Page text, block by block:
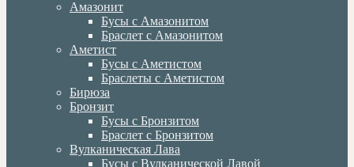
Амазонит
Бусы с Амазонитом
Браслет с Амазонитом
Аметист
Бусы с Аметистом
Браслеты с Аметистом
Бирюза
Бронзит
Бусы с Бронзитом
Браслет с Бронзитом
Вулканическая Лава
Бусы с Вулканической Лавой